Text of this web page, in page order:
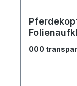
000